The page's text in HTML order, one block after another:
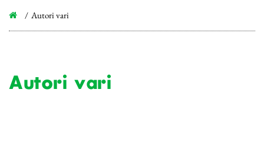
Autori vari
Autori vari